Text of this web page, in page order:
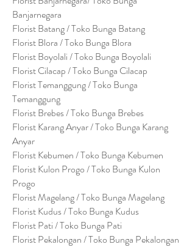
Banjarnegara
Florist Batang / Toko Bunga Batang
Florist Blora / Toko Bunga Blora
Florist Boyolali / Toko Bunga Boyolali
Florist Cilacap / Toko Bunga Cilacap
Florist Temanggung / Toko Bunga
Temanggung
Florist Brebes / Toko Bunga Brebes
Florist Karang Anyar / Toko Bunga Karang
Anyar
Florist Kebumen / Toko Bunga Kebumen
Florist Kulon Progo / Toko Bunga Kulon
Progo
Florist Magelang / Toko Bunga Magelang
Florist Kudus / Toko Bunga Kudus
Florist Pati / Toko Bunga Pati
Florist Pekalongan / Toko Bunga Pekalongan